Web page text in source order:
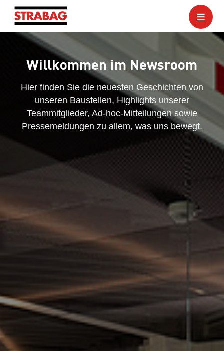
Willkommen im Newsroom
Hier finden Sie die neuesten Geschichten von
unseren Baustellen, Highlights unserer
Teammitglieder, Ad-hoc-Mitteilungen sowie
Pressemeldungen zu allem, was uns bewegt.